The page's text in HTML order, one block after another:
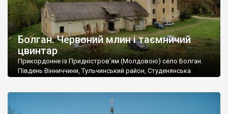
Болган. Червоний млин і таємничий
цвинтар
Прикордонне із Придністров’ям (Молдовою) село Болган.
Південь Вінниччини, Тульчинський район, Студенянська
старовинний цвинтар із кам’яними хрестами. Всі епітафії, які
збереглися, написані кирилицею, церковнослов’янською